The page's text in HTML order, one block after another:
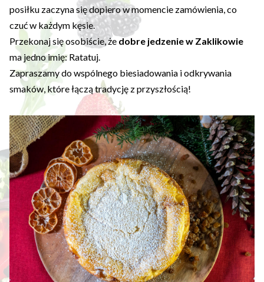
posiłku zaczyna się dopiero w momencie zamówienia, co
czuć w każdym kęsie.
Przekonaj się osobiście, że dobre jedzenie w Zaklikowie
ma jedno imię: Ratatuj.
Zapraszamy do wspólnego biesiadowania i odkrywania
smaków, które łączą tradycję z przyszłością!